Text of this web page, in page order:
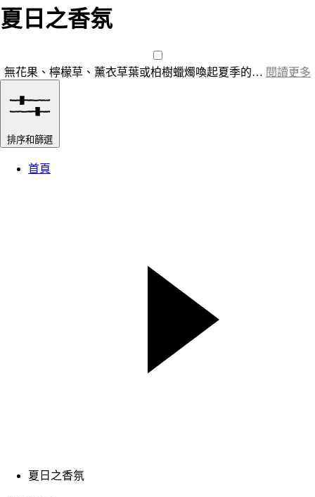
夏日之香氛
無花果、檸檬草、薰衣草葉或柏樹蠟燭喚起夏季的… 閱讀更多
排序和篩選
首頁
夏日之香氛